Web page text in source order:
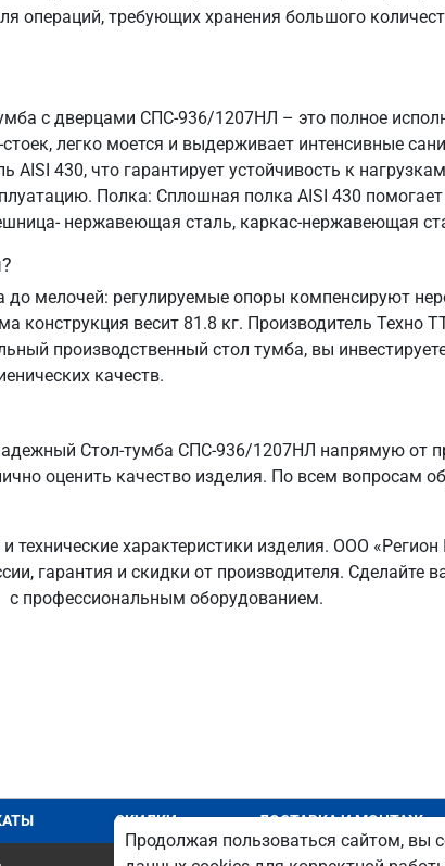
операций, требующих хранения большого
с дверцами СПС-936/1207НЛ – это полное
легко моется и выдерживает интенсивные
430, что гарантирует устойчивость к
Полка: Сплошная полка AISI 430
нержавеющая сталь, каркас-нержавеющая
мелочей: регулируемые опоры компенсируют
весит 81.8 кг. Производитель Техно
производственный стол тумба, вы
качеств.
Стол-тумба СПС-936/1207НЛ напрямую от
оценить качество изделия. По всем вопросам
характеристики изделия. ООО
гарантия и скидки от производителя.
с профессиональным оборудованием.
СКИДКИ ДОСТАВКА И МОНТАЖ
Продолжая пользоваться сайтом, вы